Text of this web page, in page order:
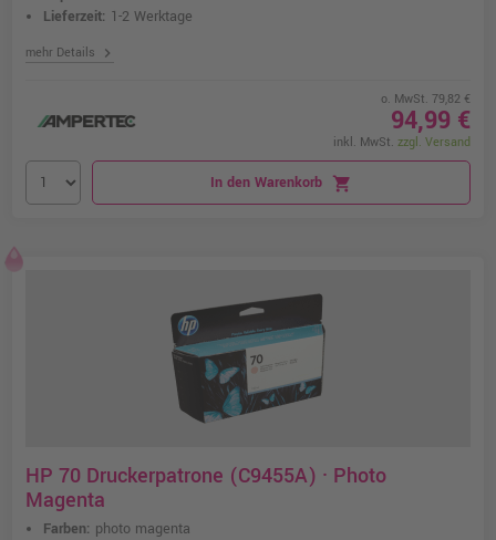
Lieferzeit: 1-2 Werktage
mehr Details chevron_right
o. MwSt. 79,82 €
94,99 €
inkl. MwSt. zzgl. Versand
In den Warenkorb shopping_cart
HP 70 Druckerpatrone (C9455A) · Photo
Magenta
Farben: photo magenta